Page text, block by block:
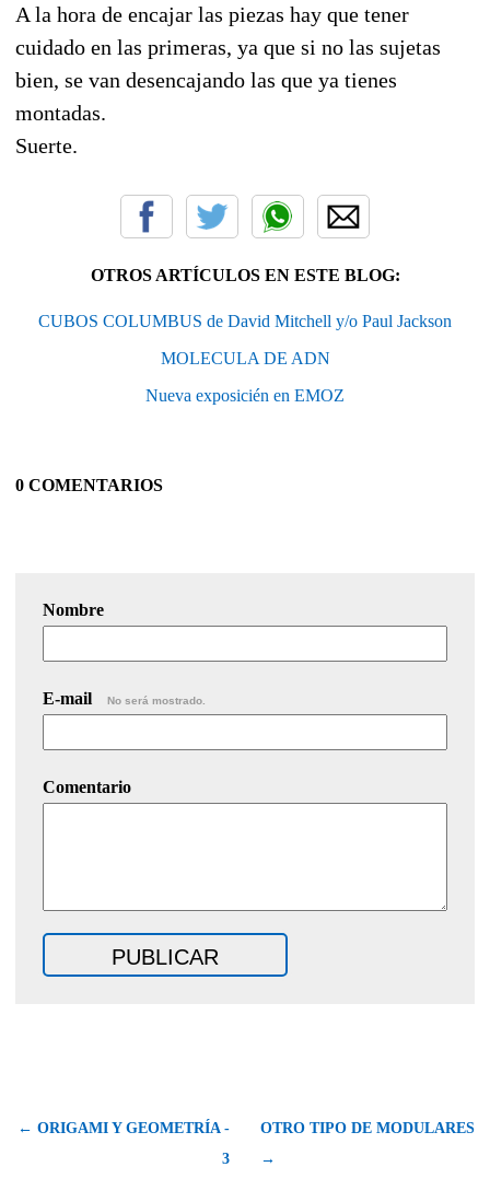
A la hora de encajar las piezas hay que tener
cuidado en las primeras, ya que si no las sujetas
bien, se van desencajando las que ya tienes
montadas.
Suerte.
OTROS ARTÍCULOS EN ESTE BLOG:
CUBOS COLUMBUS de David Mitchell y/o Paul Jackson
MOLECULA DE ADN
Nueva exposicién en EMOZ
0 COMENTARIOS
Nombre
E-mail No será mostrado.
Comentario
← ORIGAMI Y GEOMETRÍA -
3
OTRO TIPO DE MODULARES
→